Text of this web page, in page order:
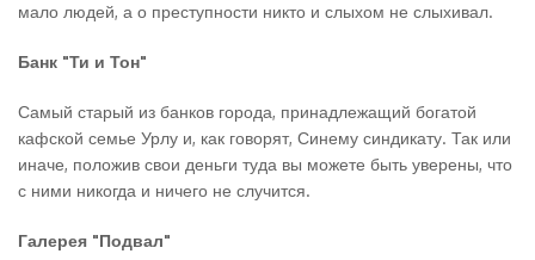
мало людей, а о преступности никто и слыхом не слыхивал.
Банк "Ти и Тон"
Самый старый из банков города, принадлежащий богатой
кафской семье Урлу и, как говорят, Синему синдикату. Так или
иначе, положив свои деньги туда вы можете быть уверены, что
с ними никогда и ничего не случится.
Галерея "Подвал"